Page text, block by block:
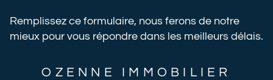
Remplissez ce formulaire, nous ferons de notre
mieux pour vous répondre dans les meilleurs délais.
OZENNE IMMOBILIER